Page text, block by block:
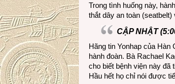
Trong tình huống này,
thắt dây an toàn
CẬP NHẬT
Hãng tin Yonhap của
hành đoàn. Bà Rachael
cho biết bệnh viện này đã
Hầu hết họ chỉ nói được